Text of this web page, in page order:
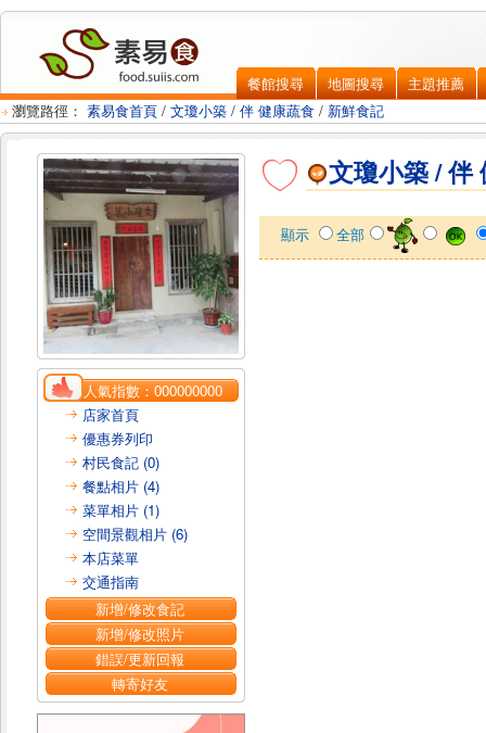
餐館搜尋 地圖搜尋
主題推薦
瀏覽路徑： 素易食首頁 / 文瓊小築 / 伴 健康蔬食 / 新鮮食記
人氣指數：000000000
店家首頁
優惠券列印
村民食記 (0)
餐點相片 (4)
菜單相片 (1)
空間景觀相片 (6)
本店菜單
交通指南
新增/修改食記
新增/修改照片
錯誤/更新回報
轉寄好友
文瓊小築 / 伴
顯示 全部